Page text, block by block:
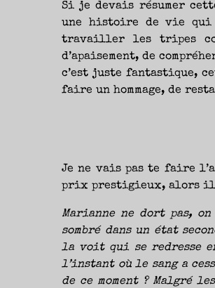
Si je devais résumer
une histoire de vie qui
travailler les tripes
d’apaisement, de
c’est juste fantastique,
faire un hommage, de
Je ne vais pas te faire
prix prestigieux, alors il
Marianne ne dort pas,
sombré dans un état
la voit qui se redresse
l’instant où le sang a
de ce moment ? Malgré